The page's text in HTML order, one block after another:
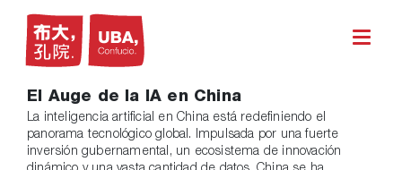
El Auge de la IA en China
La inteligencia artificial en China está redefiniendo el
panorama tecnológico global. Impulsada por una fuerte
inversión gubernamental, un ecosistema de innovación